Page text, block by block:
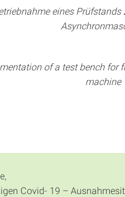
eines Prüfstands
of a test bench for
machine
Covid- 19 –